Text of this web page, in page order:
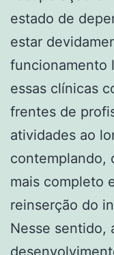
estado de
estar
funcionamento
essas clínicas
frentes de
atividades ao
contemplando,
mais completo
reinserção do
Nesse sentido,